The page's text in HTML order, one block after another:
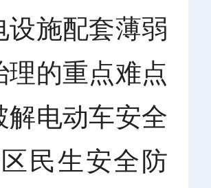
施配套薄弱
的重点难点
解电动车安全
民生安全防